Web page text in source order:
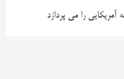
را می پردازد